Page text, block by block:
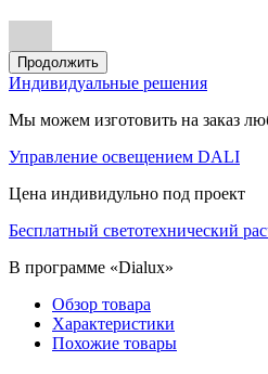
Продолжить
Индивидуальные решения
Мы можем изготовить на заказ
Управление освещением DALI
Цена индивидульно под проект
Бесплатный светотехнический
В программе «Dialux»
Обзор товара
Характеристики
Похожие товары